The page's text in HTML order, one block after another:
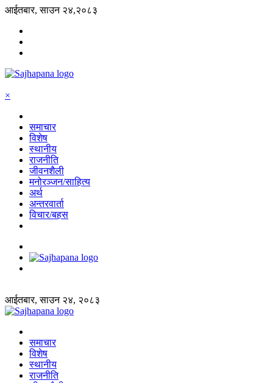
आईतबार, साउन २४,२०८३
×
समाचार
विशेष
स्थानीय
राजनीति
जीवनशैली
मनोरञ्जन/साहित्य
अर्थ
अन्तरवार्ता
विचार/बहस
आईतबार, साउन २४, २०८३
समाचार
विशेष
स्थानीय
राजनीति